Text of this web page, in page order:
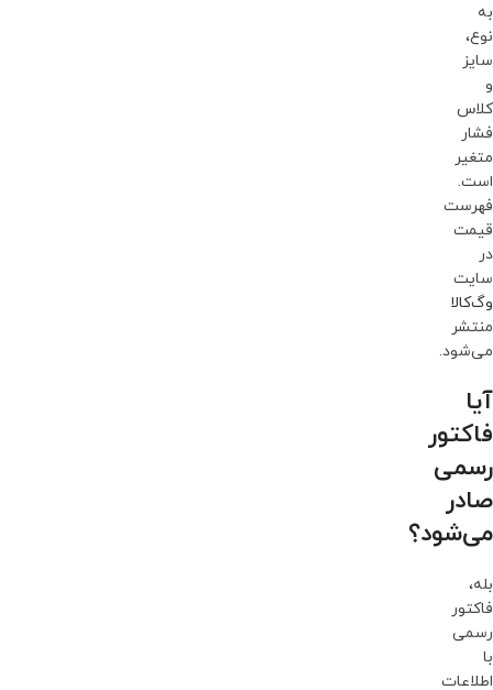
به
نوع،
سایز
و
کلاس
فشار
متغیر
است.
فهرست
قیمت
در
سایت
وگ‌کالا
منتشر
می‌شود.
آیا
فاکتور
رسمی
صادر
می‌شود؟
بله،
فاکتور
رسمی
با
اطلاعات